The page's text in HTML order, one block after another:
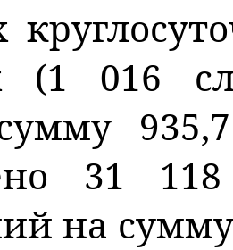
(1 016
31
на